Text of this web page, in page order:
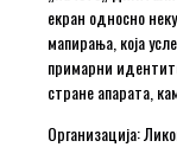
екран односно
мапирања, која
примарни
стране апарата,
Организација: